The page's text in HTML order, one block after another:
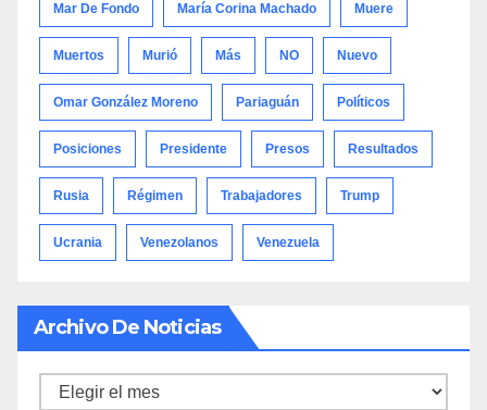
Mar De Fondo María Corina Machado Muere
Muertos Murió Más NO Nuevo
Omar González Moreno Pariaguán Políticos
Posiciones Presidente Presos Resultados
Rusia Régimen Trabajadores Trump
Ucrania Venezolanos Venezuela
Archivo De Noticias
Archivo